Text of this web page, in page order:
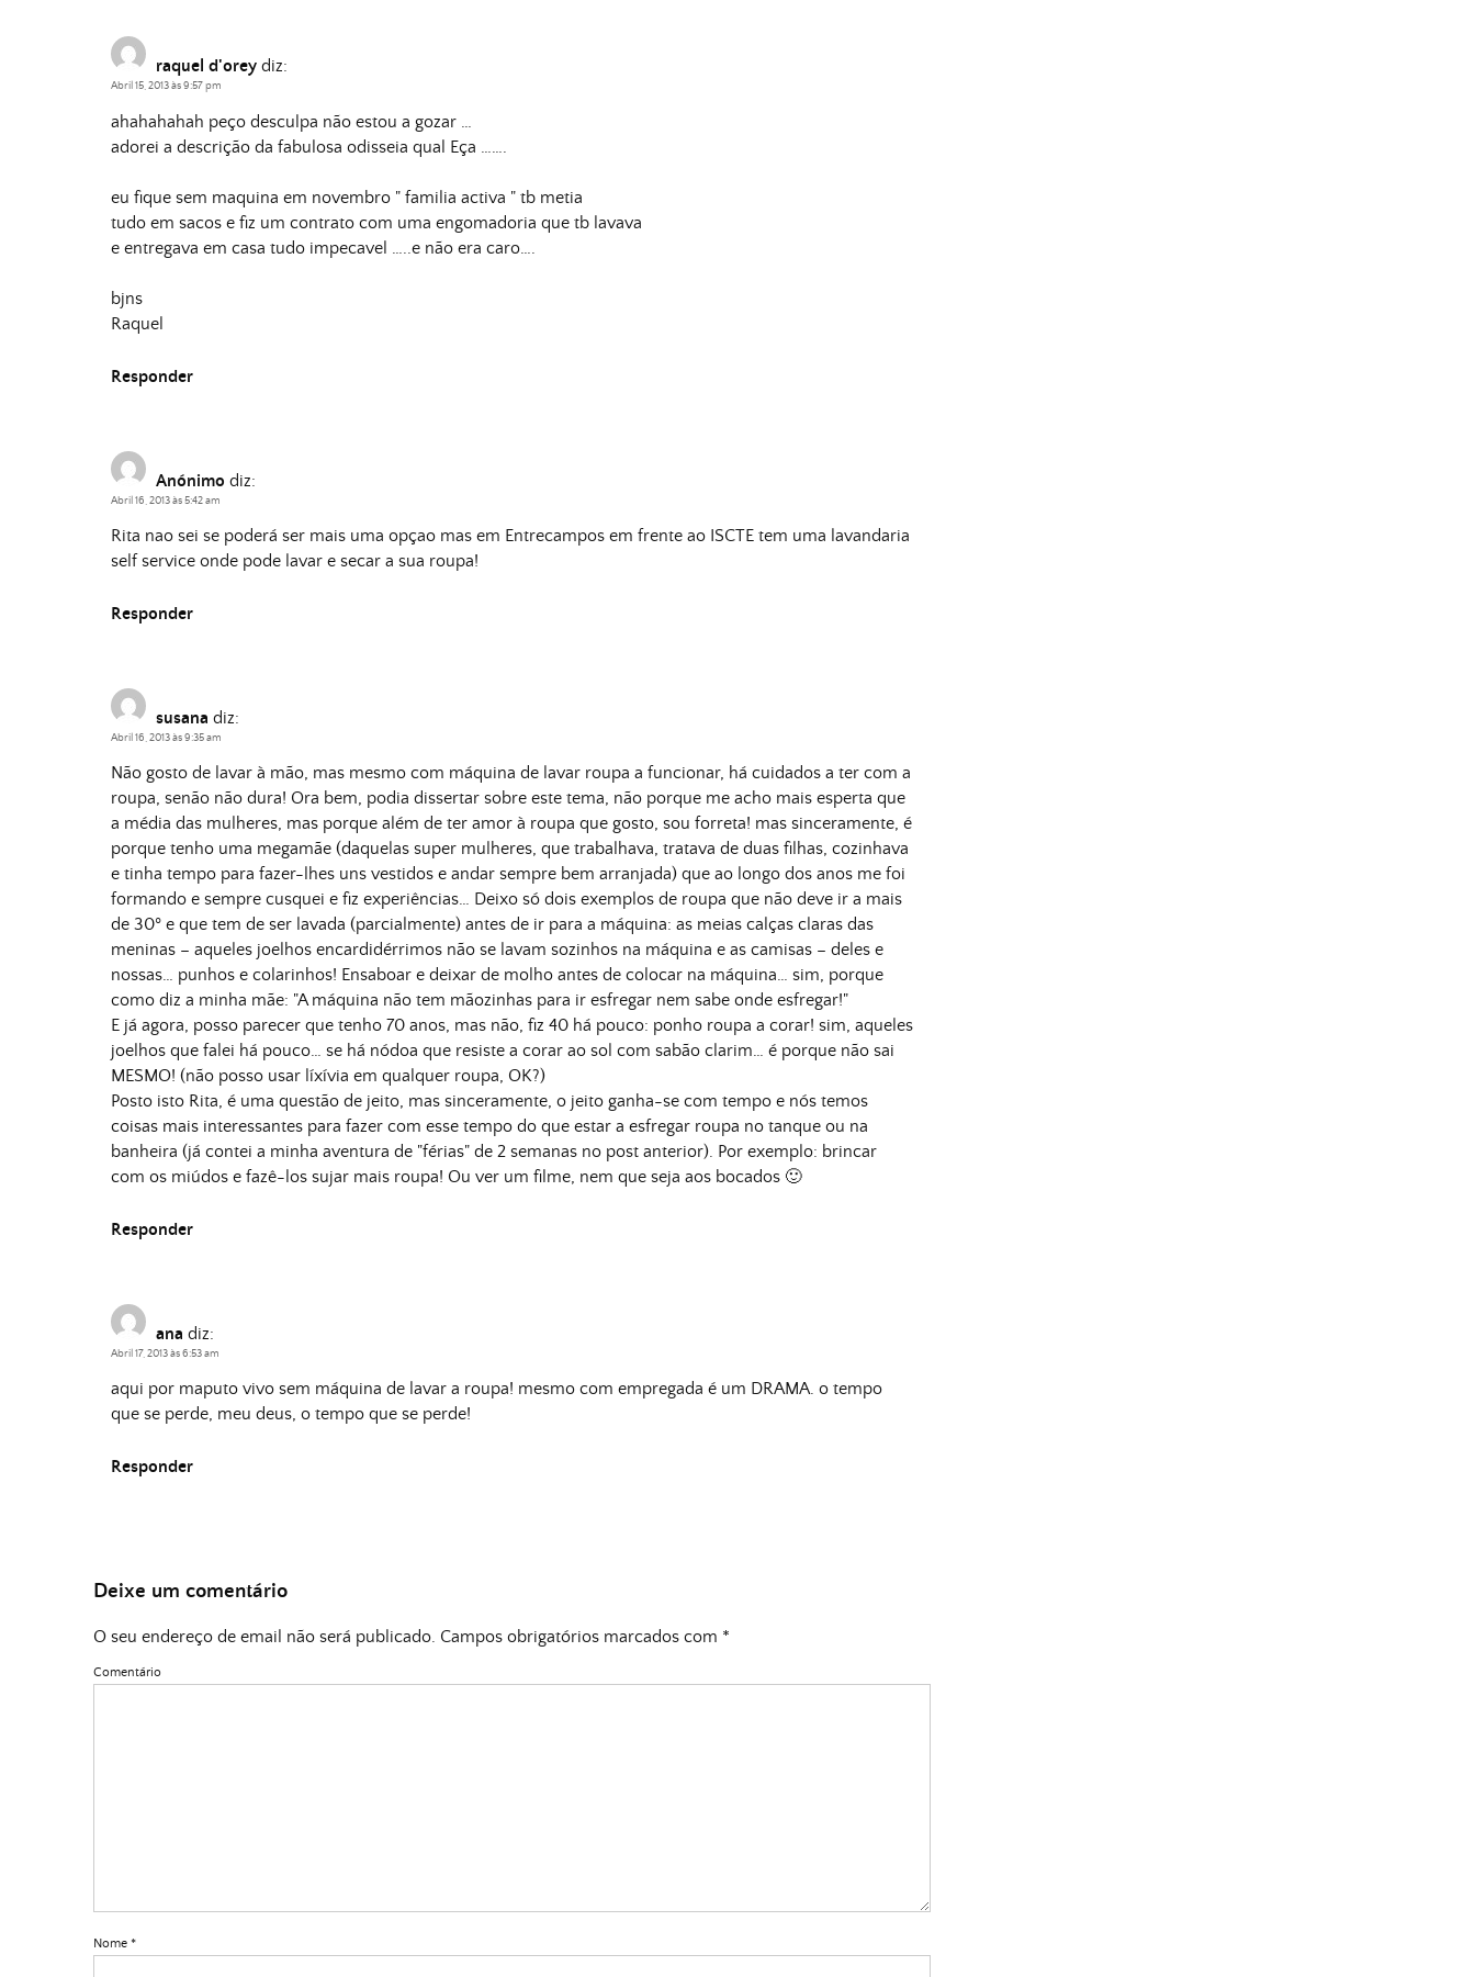
raquel d'orey diz:
Abril 15, 2013 às 9:57 pm
ahahahahah peço desculpa não estou a gozar …
adorei a descrição da fabulosa odisseia qual Eça …….
eu fique sem maquina em novembro " familia activa " tb metia
tudo em sacos e fiz um contrato com uma engomadoria que tb lavava
e entregava em casa tudo impecavel …..e não era caro….
bjns
Raquel
Responder
Anónimo diz:
Abril 16, 2013 às 5:42 am
Rita nao sei se poderá ser mais uma opçao mas em Entrecampos em frente ao ISCTE tem uma lavandaria
self service onde pode lavar e secar a sua roupa!
Responder
susana diz:
Abril 16, 2013 às 9:35 am
Não gosto de lavar à mão, mas mesmo com máquina de lavar roupa a funcionar, há cuidados a ter com a
roupa, senão não dura! Ora bem, podia dissertar sobre este tema, não porque me acho mais esperta que
a média das mulheres, mas porque além de ter amor à roupa que gosto, sou forreta! mas sinceramente, é
porque tenho uma megamãe (daquelas super mulheres, que trabalhava, tratava de duas filhas, cozinhava
e tinha tempo para fazer-lhes uns vestidos e andar sempre bem arranjada) que ao longo dos anos me foi
formando e sempre cusquei e fiz experiências… Deixo só dois exemplos de roupa que não deve ir a mais
de 30º e que tem de ser lavada (parcialmente) antes de ir para a máquina: as meias calças claras das
meninas – aqueles joelhos encardidérrimos não se lavam sozinhos na máquina e as camisas – deles e
nossas… punhos e colarinhos! Ensaboar e deixar de molho antes de colocar na máquina… sim, porque
como diz a minha mãe: "A máquina não tem mãozinhas para ir esfregar nem sabe onde esfregar!"
E já agora, posso parecer que tenho 70 anos, mas não, fiz 40 há pouco: ponho roupa a corar! sim, aqueles
joelhos que falei há pouco… se há nódoa que resiste a corar ao sol com sabão clarim… é porque não sai
MESMO! (não posso usar líxívia em qualquer roupa, OK?)
Posto isto Rita, é uma questão de jeito, mas sinceramente, o jeito ganha-se com tempo e nós temos
coisas mais interessantes para fazer com esse tempo do que estar a esfregar roupa no tanque ou na
banheira (já contei a minha aventura de "férias" de 2 semanas no post anterior). Por exemplo: brincar
com os miúdos e fazê-los sujar mais roupa! Ou ver um filme, nem que seja aos bocados 🙂
Responder
ana diz:
Abril 17, 2013 às 6:53 am
aqui por maputo vivo sem máquina de lavar a roupa! mesmo com empregada é um DRAMA. o tempo
que se perde, meu deus, o tempo que se perde!
Responder
Deixe um comentário
O seu endereço de email não será publicado. Campos obrigatórios marcados com *
Comentário
Nome *